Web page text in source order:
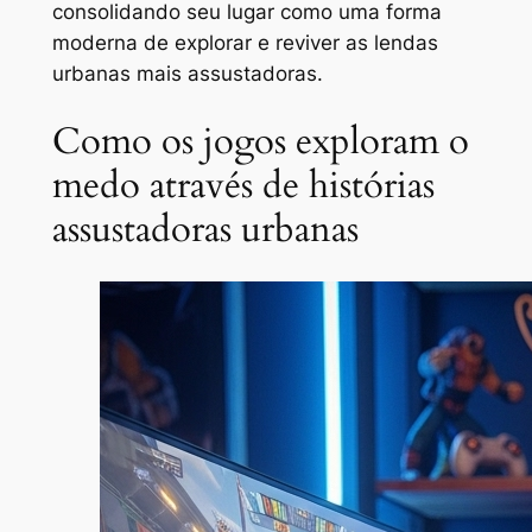
consolidando seu lugar como uma forma
moderna de explorar e reviver as lendas
urbanas mais assustadoras.
Como os jogos exploram o
medo através de histórias
assustadoras urbanas